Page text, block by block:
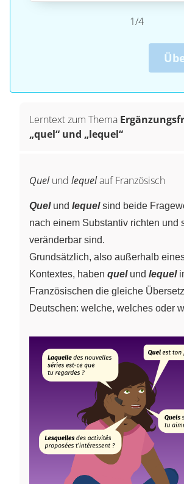
1/4
Lerntext zum Thema
„quel“ und „lequel“
Quelund lequelauf Französisch
Quelund lequelsind beide
nach einem Substantiv richten und
veränderbar sind.
Grundsätzlich, also außerhalb
Kontextes, haben quelund lequel
Französischen die gleiche
Deutschen: welche, welches oder